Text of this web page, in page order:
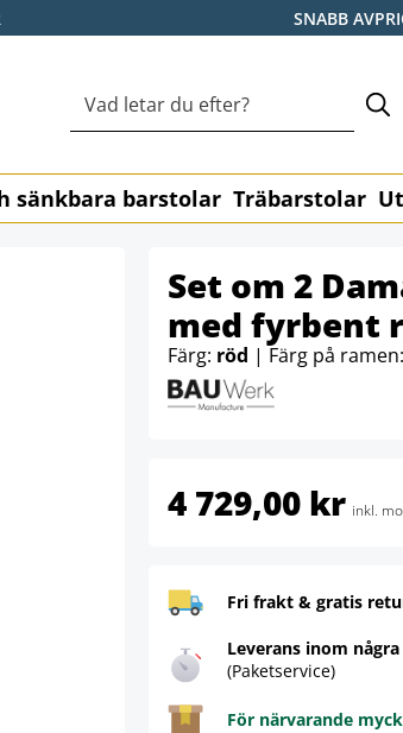
SNABB
sänkbara barstolar Träbarstolar
Set om 2
med fyrbent
Färg: röd | Färg på ramen:
4 729,00 kr inkl.
Fri frakt & gratis
Leverans inom
(Paketservice)
För närvarande